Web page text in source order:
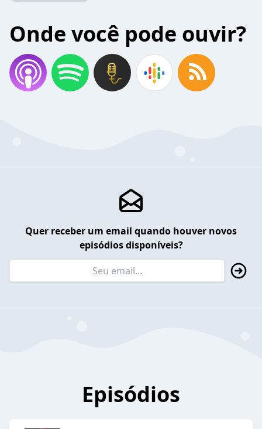
Onde você pode ouvir?
Quer receber um email quando houver novos
episódios disponíveis?
Episódios